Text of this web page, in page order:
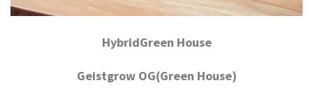
HybridGreen House
Geistgrow OG(Green House)